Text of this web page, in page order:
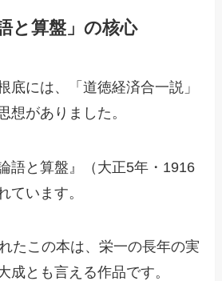
と算盤」の核心
底には、「道徳経済合一説」
想がありました。
語と算盤』（大正5年・1916
ています。
たこの本は、栄一の長年の実
成とも言える作品です。